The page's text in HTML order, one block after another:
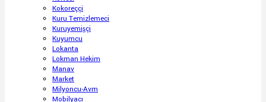
Kokoreççi
Kuru Temizlemeci
Kuruyemişçi
Kuyumcu
Lokanta
Lokman Hekim
Manav
Market
Milyoncu-Avm
Mobilyacı